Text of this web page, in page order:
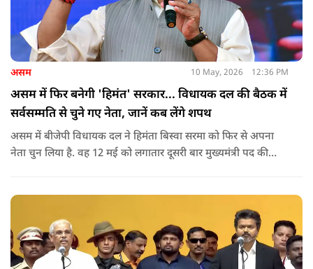
असम 10 May, 2026 12:36 PM
असम में फिर बनेगी 'हिमंत' सरकार... विधायक दल की बैठक में
सर्वसम्मति से चुने गए नेता, जानें कब लेंगे शपथ
असम में बीजेपी विधायक दल ने हिमंता बिस्वा सरमा को फिर से अपना
नेता चुन लिया है. वह 12 मई को लगातार दूसरी बार मुख्यमंत्री पद की